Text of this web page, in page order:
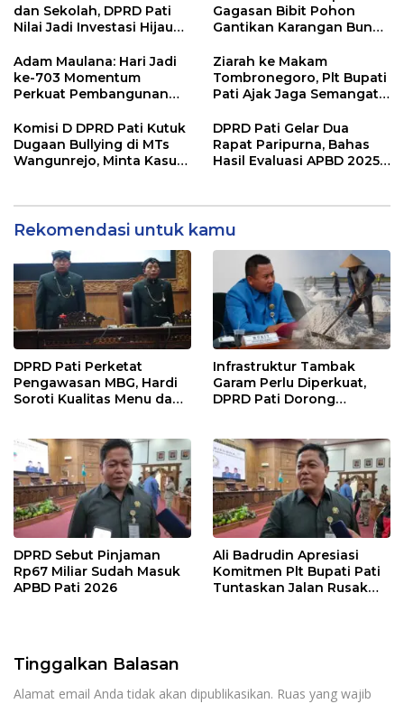
dan Sekolah, DPRD Pati
Nilai Jadi Investasi Hijau
Gagasan Bibit Pohon
Gantikan Karangan Bunga
Adam Maulana: Hari Jadi
ke-703 Momentum
Perkuat Pembangunan
Masyarakat Pati
Ziarah ke Makam
Tombronegoro, Plt Bupati
Pati Ajak Jaga Semangat
Pelayanan Publik
Berkualitas
Komisi D DPRD Pati Kutuk
Dugaan Bullying di MTs
Wangunrejo, Minta Kasus
DPRD Pati Gelar Dua
Rapat Paripurna, Bahas
Hasil Evaluasi APBD 2025
Rekomendasi untuk kamu
DPRD Pati Perketat
Pengawasan MBG, Hardi
Soroti Kualitas Menu dan
Infrastruktur Tambak
Garam Perlu Diperkuat,
DPRD Pati Dorong
DPRD Sebut Pinjaman
Rp67 Miliar Sudah Masuk
APBD Pati 2026
Ali Badrudin Apresiasi
Komitmen Plt Bupati Pati
Tuntaskan Jalan Rusak
Tinggalkan Balasan
Alamat email Anda tidak akan dipublikasikan. Ruas yang wajib